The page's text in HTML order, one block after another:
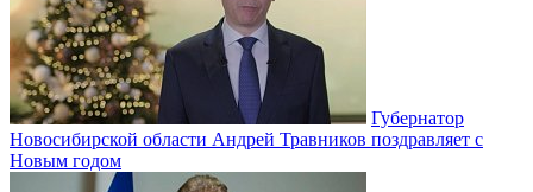
Губернатор
Новосибирской области Андрей Травников поздравляет с
Новым годом